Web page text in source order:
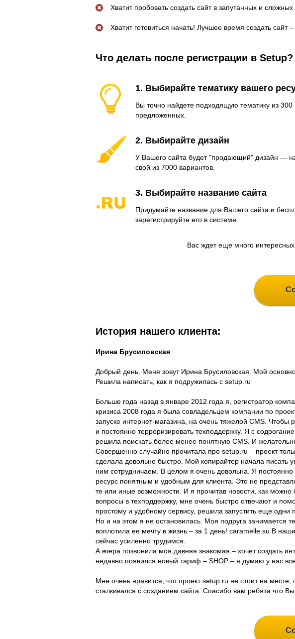
Хватит пробовать создать сайт в запутанных и сложных
Хватит готовиться начать! Лучшее время создать сайт
Что делать после регистрации в Setup?
1. Выбирайте тематику вашего
Вы точно найдете подходящую тематику из 300
предложенных.
2. Выбирайте дизайн
У Вашего сайта будет "продающий" дизайн —
свой из 7000 вариантов.
3. Выбирайте название сайта
Придумайте название для Вашего сайта и
зарегистрируйте его в системе.
Вас ждет еще много
История нашего клиента:
Ирина Брусиловская
Добрый день. Меня зовут Ирина Брусиловская. Мой
Решила написать, как я подружилась с setup.ru
Больше года назад в январе 2012 года я, регистратор
кризиса 2008 года я была совладельцем компании по
запуске интернет-магазина, на очень тяжелой CMS. Чтобы
и постоянно терроризировать техподдержку. Я с
решила поискать более менее понятную CMS. И
Совершенно случайно прочитала про setup.ru – проект
сделала довольно быстро. Мой копирайтер начала писать
ним сотрудничаем. В целом я очень довольна. Я постоянно
ресурс понятным и удобным для клиента. Это не
те или иные возможности. И я прочитав новости, как
вопросы в техподдержку, мне очень быстро отвечают и
простому и удобному сервису, решила запустить еще одни
Но и на этом я не остановилась. Моя подруга занимается
воплотила ее мечту в жизнь – за 1 день! caramelle.su В
сейчас усиленно трудимся.
А вчера позвонила моя давняя знакомая – хочет создать
недавно появился новый тариф – SHOP – я думаю у нас все
Мне очень нравится, что проект setup.ru не стоит на
сталкивался с созданием сайта. Спасибо вам ребята что